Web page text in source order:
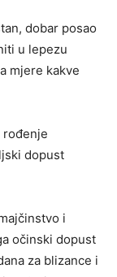
dobar posao
u lepezu
mjere kakve
rođenje
dopust
i
očinski dopust
za blizance i